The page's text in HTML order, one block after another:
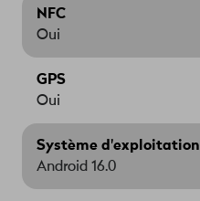
NFC
Oui
GPS
Oui
Système d'exploitation
Android 16.0